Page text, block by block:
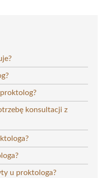
konsultacji z
u proktologa?